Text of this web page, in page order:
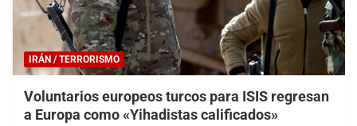
IRÁN / TERRORISMO
Voluntarios europeos turcos para ISIS regresan
a Europa como «Yihadistas calificados»